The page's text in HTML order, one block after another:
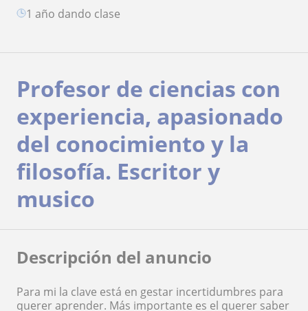
1 año dando clase
Profesor de ciencias con
experiencia, apasionado
del conocimiento y la
filosofía. Escritor y
musico
Descripción del anuncio
Para mi la clave está en gestar incertidumbres para
querer aprender. Más importante es el querer saber